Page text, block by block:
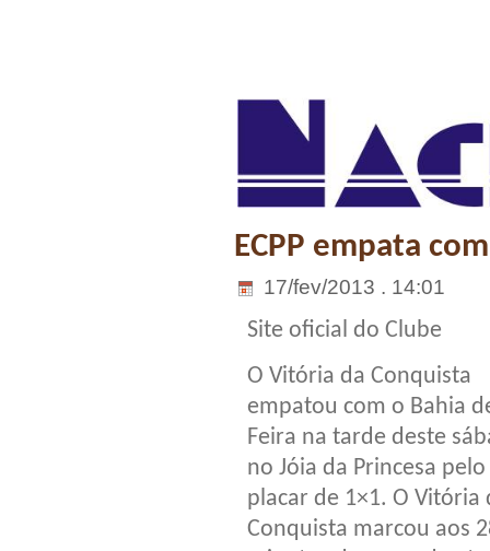
ECPP empata
17/fev/2013 . 14:01
Site oficial do Clube
O Vitória da Conquista
empatou com o Bahia
Feira na tarde deste
no Jóia da Princesa pelo
placar de 1×1. O Vitória
Conquista marcou aos